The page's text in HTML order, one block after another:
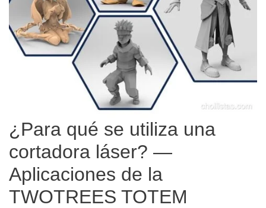
¿Para qué se utiliza una
cortadora láser? —
Aplicaciones de la
TWOTREES TOTEM